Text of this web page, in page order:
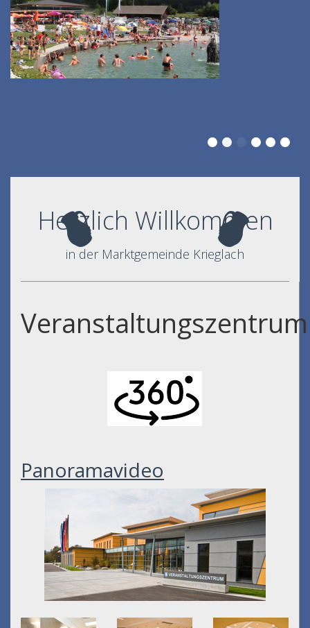
Herzlich Willkommen
in der Marktgemeinde Krieglach
Veranstaltungszentrum
Panoramavideo